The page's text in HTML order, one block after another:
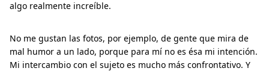
algo realmente increíble.
No me gustan las fotos, por ejemplo, de gente que mira de
mal humor a un lado, porque para mí no es ésa mi intención.
Mi intercambio con el sujeto es mucho más confrontativo. Y